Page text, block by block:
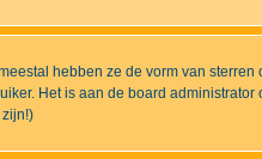
hebben ze de vorm van
Het is aan de board